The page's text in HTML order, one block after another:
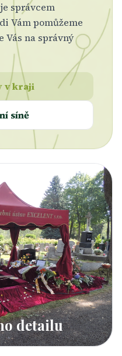
správcem
Vám pomůžeme
Vás na správný
v kraji
síně
detailu